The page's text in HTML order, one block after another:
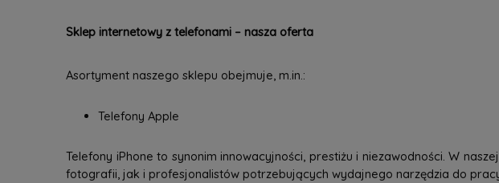
Sklep internetowy z telefonami – nasza oferta
Asortyment naszego sklepu obejmuje, m.in.:
Telefony Apple
Telefony iPhone to synonim innowacyjności, prestiżu i niezawodności. W
fotografii, jak i profesjonalistów potrzebujących wydajnego narzędzia do